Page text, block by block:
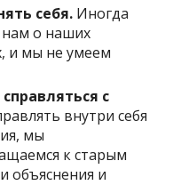
себя. Иногда
о наших
и мы не умеем
с
внутри себя
мы
к старым
объяснения и